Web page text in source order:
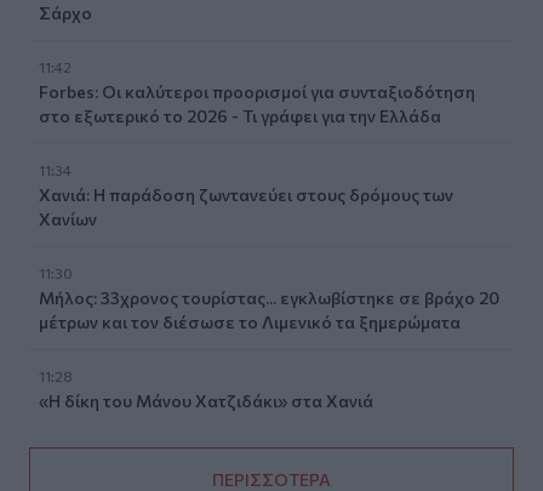
Σάρχο
11:42
Forbes: Οι καλύτεροι προορισμοί για συνταξιοδότηση
στο εξωτερικό το 2026 - Τι γράφει για την Ελλάδα
11:34
Χανιά: Η παράδοση ζωντανεύει στους δρόμους των
Χανίων
11:30
Μήλος: 33χρονος τουρίστας... εγκλωβίστηκε σε βράχο 20
μέτρων και τον διέσωσε το Λιμενικό τα ξημερώματα
11:28
«Η δίκη του Μάνου Χατζιδάκι» στα Χανιά
ΠΕΡΙΣΣΟΤΕΡΑ